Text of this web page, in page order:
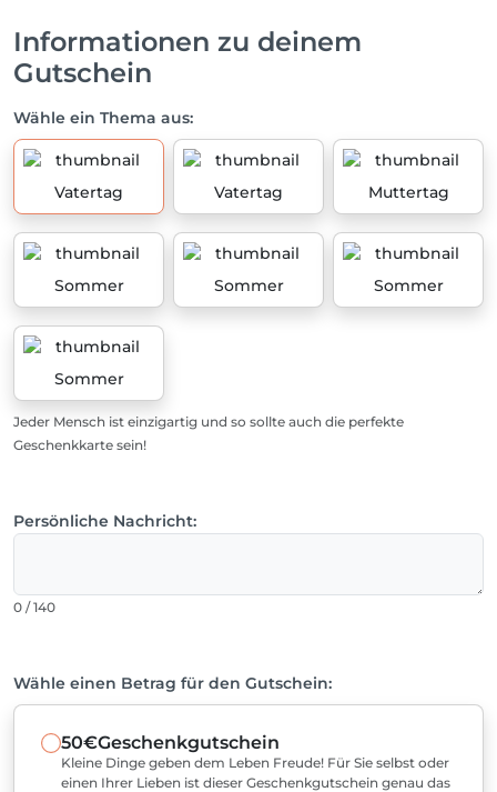
Informationen zu deinem
Gutschein
Wähle ein Thema aus:
Vatertag Vatertag Muttertag
Sommer Sommer Sommer
Sommer
Jeder Mensch ist einzigartig und so sollte auch die perfekte
Geschenkkarte sein!
Persönliche Nachricht:
0 / 140
Wähle einen Betrag für den Gutschein:
50€Geschenkgutschein
Kleine Dinge geben dem Leben Freude! Für Sie selbst oder
einen Ihrer Lieben ist dieser Geschenkgutschein genau das